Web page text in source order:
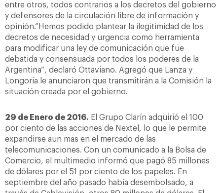
entre otros, todos contrarios a los decretos del gobierno
y defensores de la circulación libre de información y
opinión.“Hemos podido plantear la ilegitimidad de los
decretos de necesidad y urgencia como herramienta
para modificar una ley de comunicación que fue
debatida y consensuada por todos los poderes de la
Argentina”, declaró Ottaviano. Agregó que Lanza y
Longoria le anunciaron que transmitirán a la Comisión la
situación creada por el gobierno.
29 de Enero de 2016. El Grupo Clarín adquirió el 100
por ciento de las acciones de Nextel, lo que le permite
expandirse aun mas en el mercado de las
telecomunicaciones. Con un comunicado a la Bolsa de
Comercio, el multimedio informó que pagó 85 millones
de dólares por el 51 por ciento de los papeles. En
septiembre del año pasado había desembolsado, a